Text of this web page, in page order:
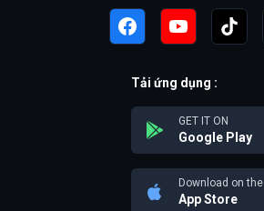
Tải ứng dụng :
GET IT ON
Google Play
Download on the
App Store